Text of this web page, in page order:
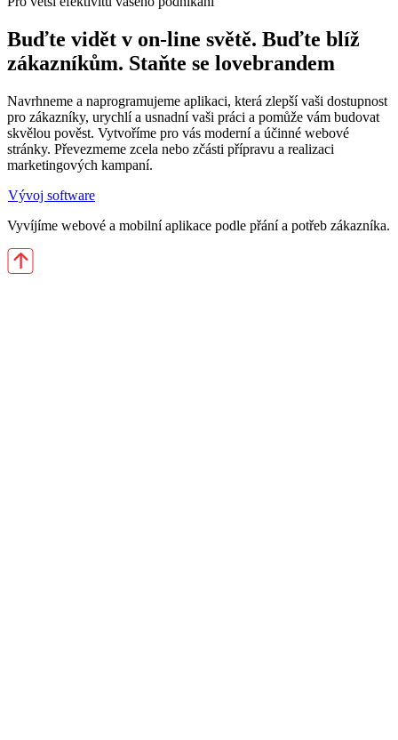
Buďte vidět v on-line světě. Buďte blíž
zákazníkům. Staňte se lovebrandem
Navrhneme a naprogramujeme aplikaci, která zlepší vaši dostupnost
pro zákazníky, urychlí a usnadní vaši práci a pomůže vám budovat
skvělou pověst. Vytvoříme pro vás moderní a účinné webové
stránky. Převezmeme zcela nebo zčásti přípravu a realizaci
marketingových kampaní.
Vývoj software
Vyvíjíme webové a mobilní aplikace podle přání a potřeb zákazníka.